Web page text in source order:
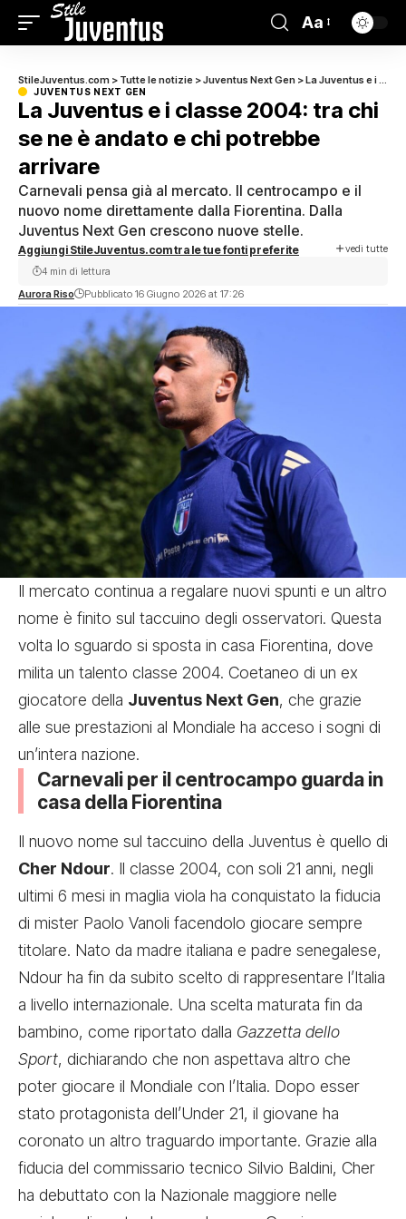
Aa
StileJuventus.com > Tutte le notizie >Juventus Next Gen >La Juventus e i classe 2004: tra chi se ne è andato e chi potrebbe arrivare
JUVENTUS NEXT GEN
La Juventus e i classe 2004: tra chi
se ne è andato e chi potrebbe
arrivare
Carnevali pensa già al mercato. Il centrocampo e il
nuovo nome direttamente dalla Fiorentina. Dalla
Juventus Next Gen crescono nuove stelle.
Aggiungi StileJuventus.com tra le tue fonti preferite vedi tutte
Aurora Riso Pubblicato 16 Giugno 2026 at 17:26
4 min di lettura
Il mercato continua a regalare nuovi spunti e un altro
nome è finito sul taccuino degli osservatori. Questa
volta lo sguardo si sposta in casa Fiorentina, dove
milita un talento classe 2004. Coetaneo di un ex
giocatore della Juventus Next Gen, che grazie
alle sue prestazioni al Mondiale ha acceso i sogni di
un’intera nazione.
Carnevali per il centrocampo guarda in
casa della Fiorentina
Il nuovo nome sul taccuino della Juventus è quello di
Cher Ndour. Il classe 2004, con soli 21 anni, negli
ultimi 6 mesi in maglia viola ha conquistato la fiducia
di mister Paolo Vanoli facendolo giocare sempre
titolare. Nato da madre italiana e padre senegalese,
Ndour ha fin da subito scelto di rappresentare l’Italia
a livello internazionale. Una scelta maturata fin da
bambino, come riportato dalla Gazzetta dello
Sport, dichiarando che non aspettava altro che
poter giocare il Mondiale con l’Italia. Dopo esser
stato protagonista dell’Under 21, il giovane ha
coronato un altro traguardo importante. Grazie alla
fiducia del commissario tecnico Silvio Baldini, Cher
ha debuttato con la Nazionale maggiore nelle